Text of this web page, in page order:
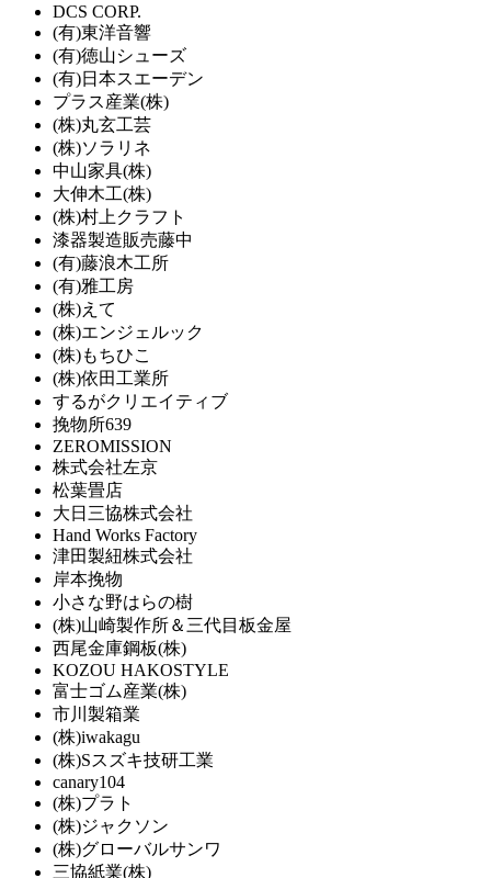
DCS CORP.
(有)東洋音響
(有)徳山シューズ
(有)日本スエーデン
プラス産業(株)
(株)丸玄工芸
(株)ソラリネ
中山家具(株)
大伸木工(株)
(株)村上クラフト
漆器製造販売藤中
(有)藤浪木工所
(有)雅工房
(株)えて
(株)エンジェルック
(株)もちひこ
(株)依田工業所
するがクリエイティブ
挽物所639
ZEROMISSION
株式会社左京
松葉畳店
大日三協株式会社
Hand Works Factory
津田製紐株式会社
岸本挽物
小さな野はらの樹
(株)山崎製作所＆三代目板金屋
西尾金庫鋼板(株)
KOZOU HAKOSTYLE
富士ゴム産業(株)
市川製箱業
(株)iwakagu
(株)Sスズキ技研工業
canary104
(株)プラト
(株)ジャクソン
(株)グローバルサンワ
三協紙業(株)